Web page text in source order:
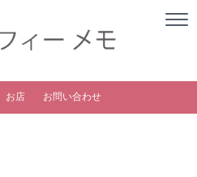
お店 お問い合わせ